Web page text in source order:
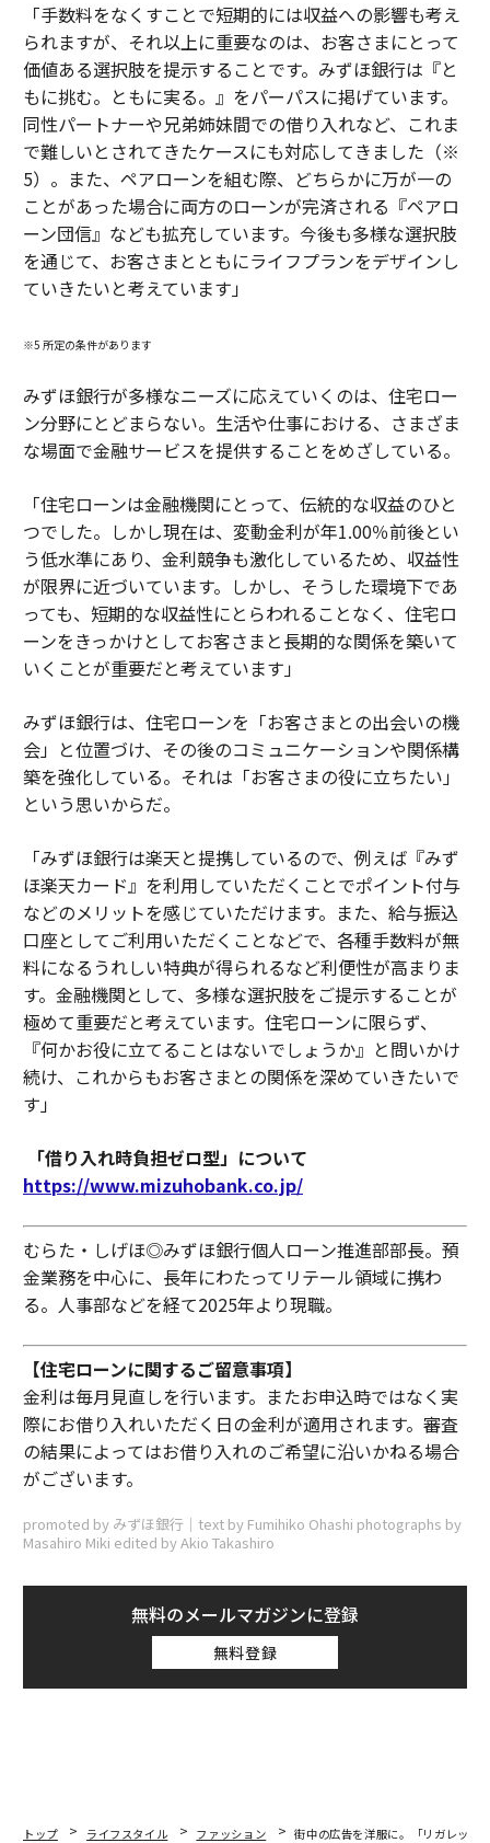
「手数料をなくすことで短期的には収益への影響も考え
られますが、それ以上に重要なのは、お客さまにとって
価値ある選択肢を提示することです。みずほ銀行は『と
もに挑む。ともに実る。』をパーパスに掲げています。
同性パートナーや兄弟姉妹間での借り入れなど、これま
で難しいとされてきたケースにも対応してきました（※
5）。また、ペアローンを組む際、どちらかに万が一の
ことがあった場合に両方のローンが完済される『ペアロ
ーン団信』なども拡充しています。今後も多様な選択肢
を通じて、お客さまとともにライフプランをデザインし
ていきたいと考えています」
※5 所定の条件があります
みずほ銀行が多様なニーズに応えていくのは、住宅ロー
ン分野にとどまらない。生活や仕事における、さまざま
な場面で金融サービスを提供することをめざしている。
「住宅ローンは金融機関にとって、伝統的な収益のひと
つでした。しかし現在は、変動金利が年1.00％前後とい
う低水準にあり、金利競争も激化しているため、収益性
が限界に近づいています。しかし、そうした環境下であ
っても、短期的な収益性にとらわれることなく、住宅ロ
ーンをきっかけとしてお客さまと長期的な関係を築いて
いくことが重要だと考えています」
みずほ銀行は、住宅ローンを「お客さまとの出会いの機
会」と位置づけ、その後のコミュニケーションや関係構
築を強化している。それは「お客さまの役に立ちたい」
という思いからだ。
「みずほ銀行は楽天と提携しているので、例えば『みず
ほ楽天カード』を利用していただくことでポイント付与
などのメリットを感じていただけます。また、給与振込
口座としてご利用いただくことなどで、各種手数料が無
料になるうれしい特典が得られるなど利便性が高まりま
す。金融機関として、多様な選択肢をご提示することが
極めて重要だと考えています。住宅ローンに限らず、
『何かお役に立てることはないでしょうか』と問いかけ
続け、これからもお客さまとの関係を深めていきたいで
す」
「借り入れ時負担ゼロ型」について
https://www.mizuhobank.co.jp/
むらた・しげほ◎みずほ銀行個人ローン推進部部長。預
金業務を中心に、長年にわたってリテール領域に携わ
る。人事部などを経て2025年より現職。
【住宅ローンに関するご留意事項】
金利は毎月見直しを行います。またお申込時ではなく実
際にお借り入れいただく日の金利が適用されます。審査
の結果によってはお借り入れのご希望に沿いかねる場合
がございます。
promoted by みずほ銀行｜text by Fumihiko Ohashi photographs by
Masahiro Miki edited by Akio Takashiro
無料のメールマガジンに登録
無料登録
トップ ライフスタイル ファッション 街中の広告を洋服に。「リガレッタ